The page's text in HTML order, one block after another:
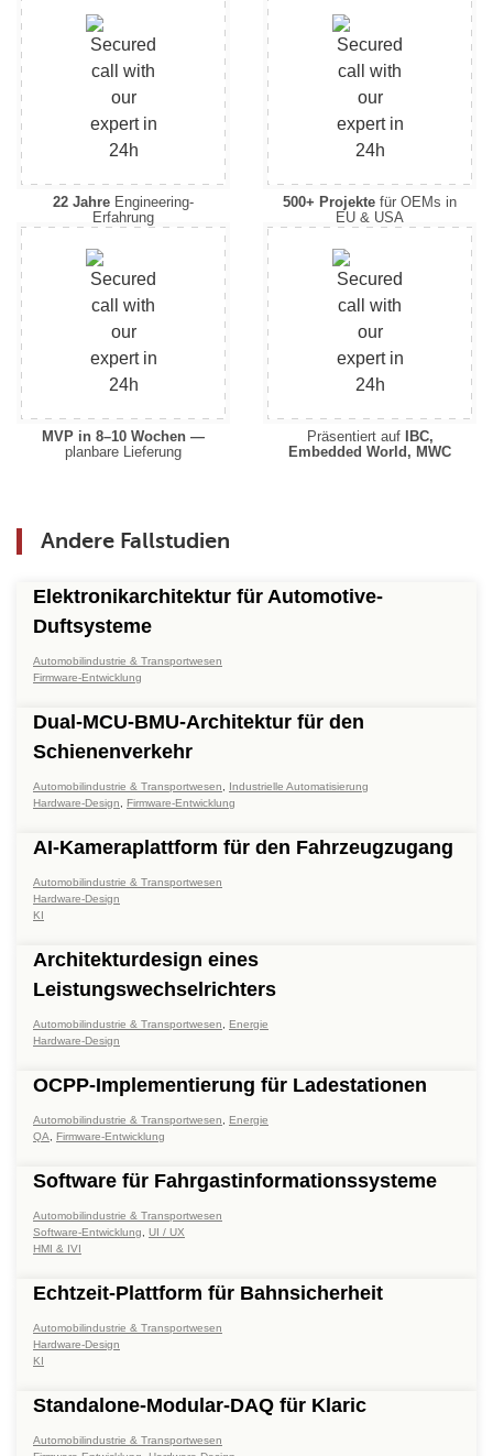
22 Jahre Engineering-
Erfahrung
500+ Projekte für OEMs in
EU & USA
MVP in 8–10 Wochen —
planbare Lieferung
Präsentiert auf
IBC,
Embedded World, MWC
Andere Fallstudien
Elektronikarchitektur für Automotive-
Duftsysteme
Automobilindustrie & Transportwesen
Firmware-Entwicklung
Dual-MCU-BMU-Architektur für den
Schienenverkehr
Automobilindustrie & Transportwesen
Industrielle Automatisierung
Hardware-Design
Firmware-Entwicklung
AI-Kameraplattform für den Fahrzeugzugang
Automobilindustrie & Transportwesen
Hardware-Design
KI
Architekturdesign eines
Leistungswechselrichters
Automobilindustrie & Transportwesen
Energie
Hardware-Design
OCPP-Implementierung für Ladestationen
Automobilindustrie & Transportwesen
Energie
QA
Firmware-Entwicklung
Software für Fahrgastinformationssysteme
Automobilindustrie & Transportwesen
Software-Entwicklung
UI / UX
HMI & IVI
Echtzeit-Plattform für Bahnsicherheit
Automobilindustrie & Transportwesen
Hardware-Design
KI
Standalone-Modular-DAQ für Klaric
Automobilindustrie & Transportwesen